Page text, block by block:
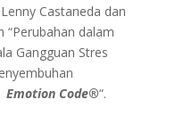
Castaneda dan
“Perubahan dalam
Gangguan Stres
Emotion Code®“.